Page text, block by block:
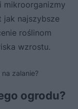
mikroorganizmy
jak najszybsze
roślinom
wzrostu.
zalanie?
ogrodu?